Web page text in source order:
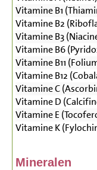
Vitamine B1
Vitamine B2
Vitamine B3
Vitamine B6
Vitamine B11
Vitamine B12
Vitamine C
Vitamine D
Vitamine E
Vitamine K
Mineralen